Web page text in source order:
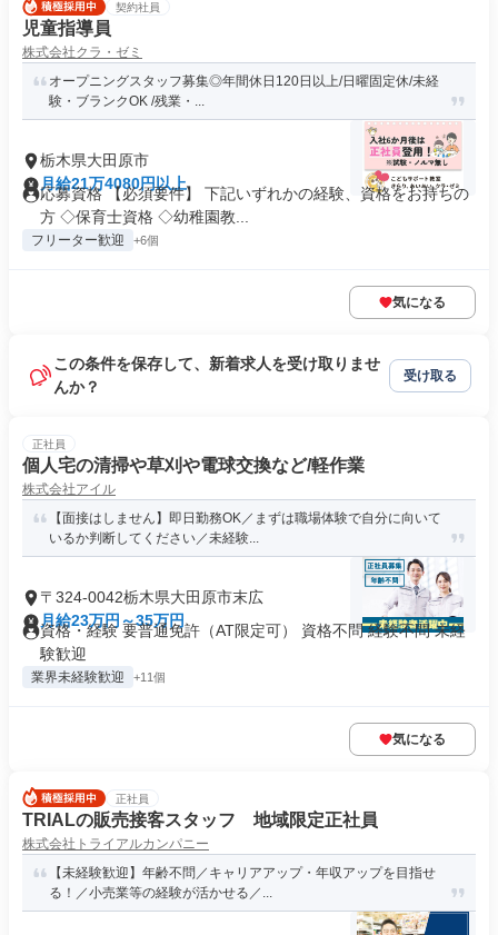
契約社員
児童指導員
株式会社クラ・ゼミ
オープニングスタッフ募集◎年間休日120日以上/日曜固定休/未経
験・ブランクOK /残業・...
栃木県大田原市
月給21万4080円以上
応募資格 【必須要件】 下記いずれかの経験、資格をお持ちの
方 ◇保育士資格 ◇幼稚園教...
フリーター歓迎 +6個
気になる
この条件を保存して、新着求人を受け取りませ
んか？
受け取る
正社員
個人宅の清掃や草刈や電球交換など/軽作業
株式会社アイル
【面接はしません】即日勤務OK／まずは職場体験で自分に向いて
いるか判断してください／未経験...
〒324-0042栃木県大田原市末広
月給23万円～35万円
資格・経験 要普通免許（AT限定可） 資格不問 経験不問 未経
験歓迎
業界未経験歓迎 +11個
気になる
正社員
TRIALの販売接客スタッフ 地域限定正社員
株式会社トライアルカンパニー
【未経験歓迎】年齢不問／キャリアアップ・年収アップを目指せ
る！／小売業等の経験が活かせる／...